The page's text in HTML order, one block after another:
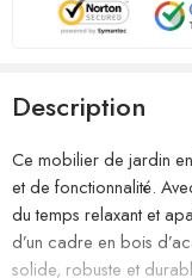
Description
Ce mobilier de jardin
et de fonctionnalité.
du temps relaxant et
d’un cadre en bois
solide, robuste et